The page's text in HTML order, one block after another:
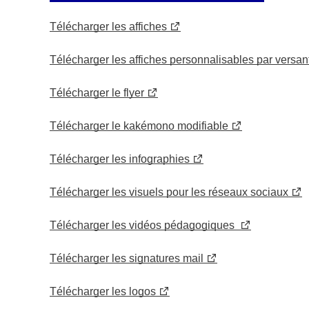
Télécharger les affiches
Télécharger les affiches personnalisables par
Télécharger le flyer
Télécharger le kakémono modifiable
Télécharger les infographies
Télécharger les visuels pour les réseaux sociaux
Télécharger les vidéos pédagogiques
Télécharger les signatures mail
Télécharger les logos